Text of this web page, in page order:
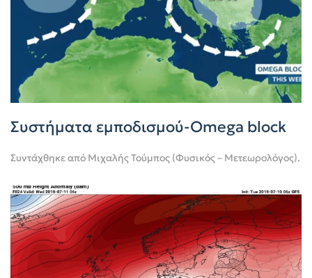
Συστήματα εμποδισμού-Omega block
Συντάχθηκε από Μιχαλής Τούμπος (Φυσικός – Μετεωρολόγος).